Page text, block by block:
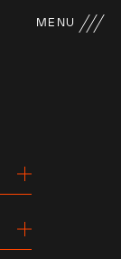
MENU